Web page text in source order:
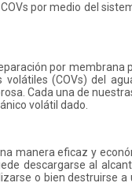
por medio del
por membrana
(COVs) del
Cada una de
volátil dado.
manera eficaz y
descargarse al
o bien destruirse